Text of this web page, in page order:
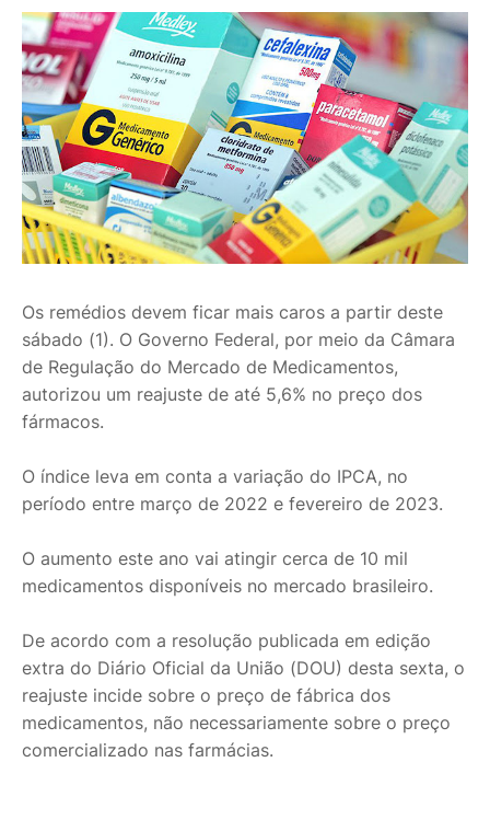
Os remédios devem ficar mais caros a partir deste
sábado (1). O Governo Federal, por meio da Câmara
de Regulação do Mercado de Medicamentos,
autorizou um reajuste de até 5,6% no preço dos
fármacos.
O índice leva em conta a variação do IPCA, no
período entre março de 2022 e fevereiro de 2023.
O aumento este ano vai atingir cerca de 10 mil
medicamentos disponíveis no mercado brasileiro.
De acordo com a resolução publicada em edição
extra do Diário Oficial da União (DOU) desta sexta, o
reajuste incide sobre o preço de fábrica dos
medicamentos, não necessariamente sobre o preço
comercializado nas farmácias.